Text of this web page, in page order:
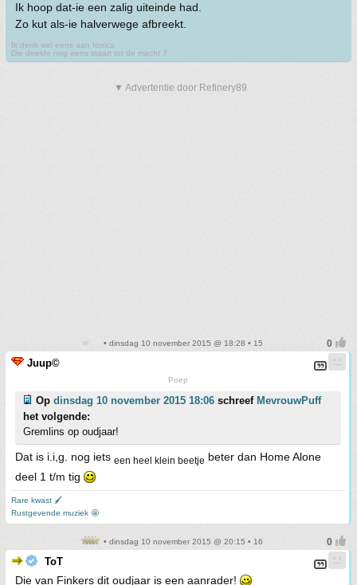
Ik hoop dat-ie een zalig uiteinde had.
Zo kut als-ie halverwege afbreekt.
Ik denk wel eens aan Ionica
Die deelde nog eens staart tot de macht 7
▼ Advertentie door Refinery89
• dinsdag 10 november 2015 @ 18:28 • 15
Juup©
Poep
Op dinsdag 10 november 2015 18:06 schreef MevrouwPuff
het volgende:
Gremlins op oudjaar!
Dat is i.i,g. nog iets een heel klein beetje beter dan Home Alone
deel 1 t/m tig
Rare kwast 🖌
Rustgevende muziek 🤩
• dinsdag 10 november 2015 @ 20:15 • 16
ToT
Die van Finkers dit oudjaar is een aanrader!